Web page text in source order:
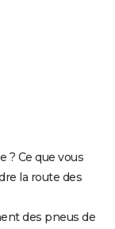
? Ce que vous
la route des
des pneus de